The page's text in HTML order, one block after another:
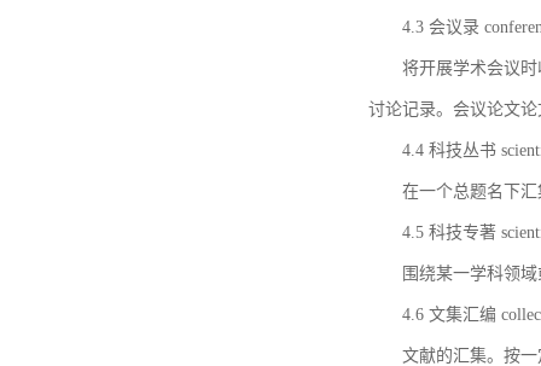
4.3 会议录
将开展学术会议
讨论记录。会议论文
4.4 科技丛书
在一个总题名下
4.5 科技专著
围绕某一学科领
4.6 文集汇编
文献的汇集。按